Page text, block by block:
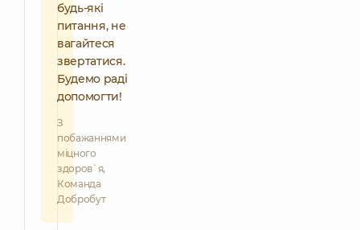
будь-які
питання, не
вагайтеся
звертатися.
Будемо раді
допомогти!
З
побажаннями
міцного
здоров`я,
Команда
Добробут